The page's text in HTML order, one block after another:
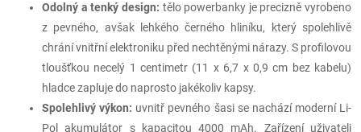
Odolný a tenký design: tělo powerbanky je precizně vyrobeno
z pevného, avšak lehkého černého hliníku, který spolehlivě
chrání vnitřní elektroniku před nechtěnými nárazy. S profilovou
tloušťkou necelý 1 centimetr (11 x 6,7 x 0,9 cm bez kabelu)
hladce zapluje do naprosto jakékoliv kapsy.
Spolehlivý výkon: uvnitř pevného šasi se nachází moderní Li-
Pol akumulátor s kapacitou 4000 mAh. Zařízení uživateli